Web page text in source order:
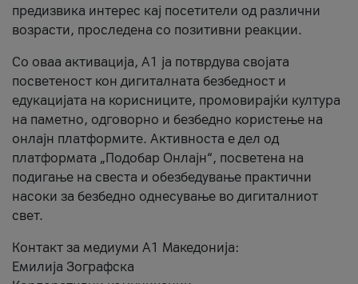
предизвика интерес кај посетители од различни
возрасти, проследена со позитивни реакции.
Со оваа активација, А1 ја потврдува својата
посветеност кон дигиталната безбедност и
едукацијата на корисниците, промовирајќи култура
на паметно, одговорно и безбедно користење на
онлајн платформите. Активноста е дел од
платформата „Подобар Онлајн“, посветена на
подигање на свеста и обезбедување практични
насоки за безбедно однесување во дигиталниот
свет.
Контакт за медиуми А1 Македонија:
Емилија Зографска